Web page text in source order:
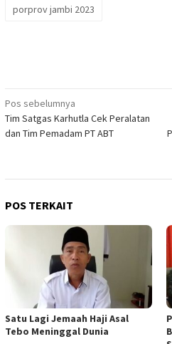
porprov jambi 2023
Navigasi
pos
Pos sebelumnya
Tim Satgas Karhutla Cek Peralatan
dan Tim Pemadam PT ABT
POS TERKAIT
Satu Lagi Jemaah Haji Asal
Tebo Meninggal Dunia